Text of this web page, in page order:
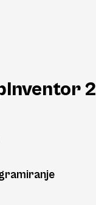
2